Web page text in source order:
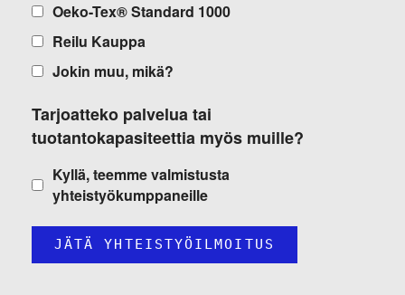
Oeko-Tex® Standard 1000
Reilu Kauppa
Jokin muu, mikä?
Tarjoatteko palvelua tai
tuotantokapasiteettia myös muille?
Kyllä, teemme valmistusta
yhteistyökumppaneille